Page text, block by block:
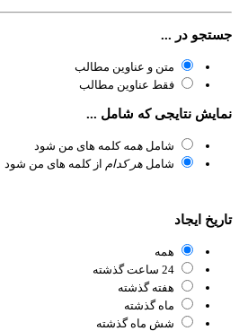
در ...
متن و عناوین مطالب
فقط عناوین مطالب
نتایجی که شامل ...
شاملهمهکلمه های من شود
شاملهر کداماز کلمه های من شود
ایجاد
همه
24 ساعت گذشته
هفته گذشته
ماه گذشته
شش ماه گذشته